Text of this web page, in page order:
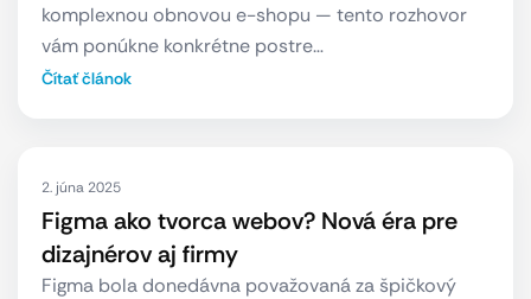
komplexnou obnovou e-shopu — tento rozhovor
vám ponúkne konkrétne postre…
Čítať článok
2. júna 2025
Figma ako tvorca webov? Nová éra pre
dizajnérov aj firmy
Figma bola donedávna považovaná za špičkový